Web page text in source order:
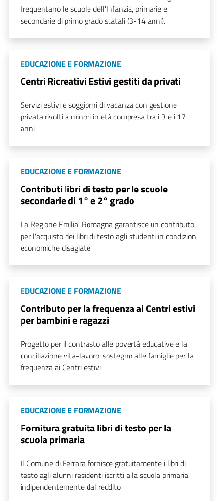
frequentano le scuole dell'Infanzia, primarie e
secondarie di primo grado statali (3-14 anni).
EDUCAZIONE E FORMAZIONE
Centri Ricreativi Estivi gestiti da privati
Servizi estivi e soggiorni di vacanza con gestione
privata rivolti a minori in età compresa tra i 3 e i 17
anni
EDUCAZIONE E FORMAZIONE
Contributi libri di testo per le scuole
secondarie di 1° e 2° grado
La Regione Emilia-Romagna garantisce un contributo
per l'acquisto dei libri di testo agli studenti in condizioni
economiche disagiate
EDUCAZIONE E FORMAZIONE
Contributo per la frequenza ai Centri estivi
per bambini e ragazzi
Progetto per il contrasto alle povertà educative e la
conciliazione vita-lavoro: sostegno alle famiglie per la
frequenza ai Centri estivi
EDUCAZIONE E FORMAZIONE
Fornitura gratuita libri di testo per la
scuola primaria
Il Comune di Ferrara fornisce gratuitamente i libri di
testo agli alunni residenti iscritti alla scuola primaria
indipendentemente dal reddito